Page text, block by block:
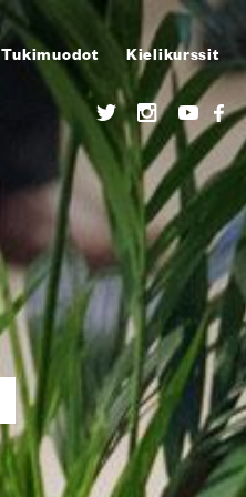
Tukimuodot Kielikurssit